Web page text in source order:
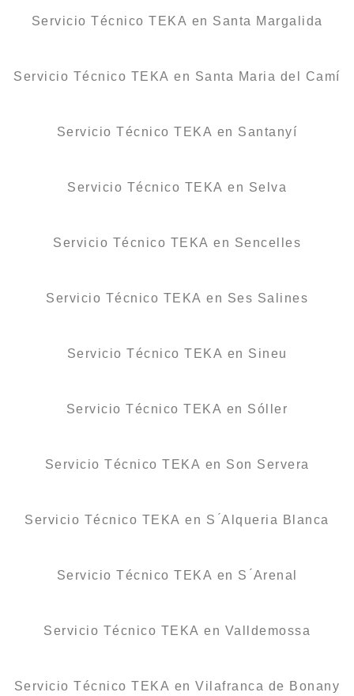
Servicio Técnico TEKA en Santa Margalida
Servicio Técnico TEKA en Santa Maria del Camí
Servicio Técnico TEKA en Santanyí
Servicio Técnico TEKA en Selva
Servicio Técnico TEKA en Sencelles
Servicio Técnico TEKA en Ses Salines
Servicio Técnico TEKA en Sineu
Servicio Técnico TEKA en Sóller
Servicio Técnico TEKA en Son Servera
Servicio Técnico TEKA en S ́Alqueria Blanca
Servicio Técnico TEKA en S ́Arenal
Servicio Técnico TEKA en Valldemossa
Servicio Técnico TEKA en Vilafranca de Bonany